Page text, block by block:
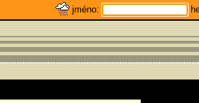
jméno: